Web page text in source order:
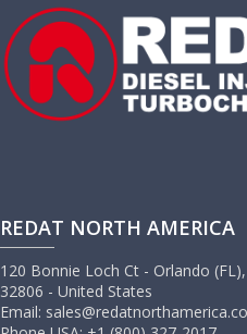
REDAT NORTH AMERICA
120 Bonnie Loch Ct - Orlando (FL),
32806 - United States
Email: